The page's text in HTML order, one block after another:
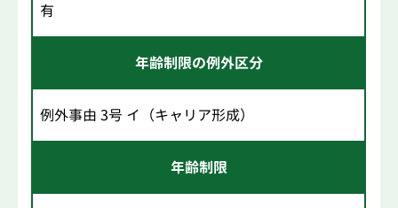
有
年齢制限の例外区分
例外事由 3号 イ（キャリア形成）
年齢制限